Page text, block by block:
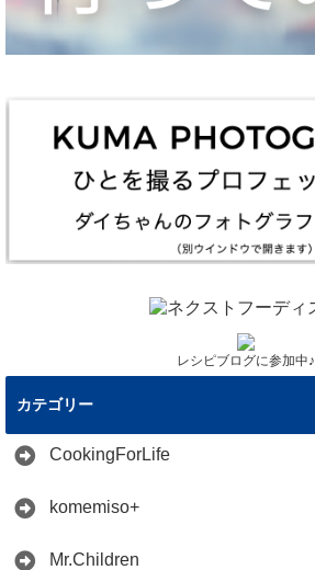
レシピブログに参加中♪
カテゴリー
CookingForLife
komemiso+
Mr.Children